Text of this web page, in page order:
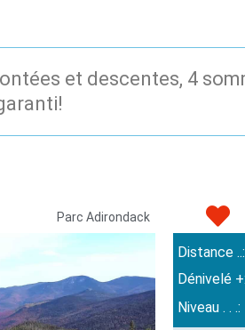
et descentes, 4
Parc Adirondack
Distance
Dénivelé
Niveau . .